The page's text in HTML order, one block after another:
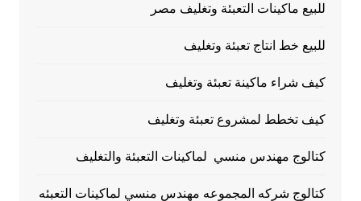
للبيع ماكينات التعبئة وتغليف مصر
للبيع خط انتاج تعبئة وتغليف
كيف شراء ماكينة تعبئة وتغليف
كيف تخطط لمشروع تعبئة وتغليف
كتالوج مهندس منسي لماكينات التعبئة والتغليف
كتالوج شركه المجموعه مهندس منسي لماكينات التعبئه